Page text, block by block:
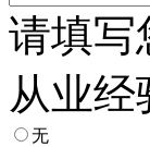
请填写
从业经
无